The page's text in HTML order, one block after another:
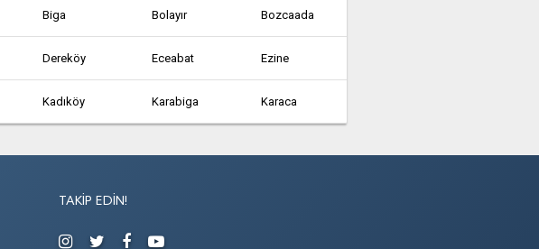
Biga Bolayır Bozcaada
Dereköy Eceabat Ezine
Kadıköy Karabiga Karaca
Yenice
TAKIP EDIN!